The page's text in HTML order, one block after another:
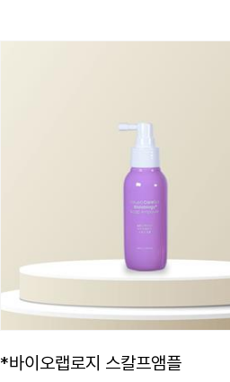
*바이오랩로지 스칼프앰플